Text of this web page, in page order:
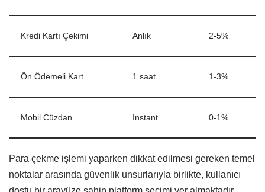
Kredi Kartı Çekimi Anlık 2-5%
Ön Ödemeli Kart 1 saat 1-3%
Mobil Cüzdan Instant 0-1%
Para çekme işlemi yaparken dikkat edilmesi gereken temel
noktalar arasında güvenlik unsurlarıyla birlikte, kullanıcı